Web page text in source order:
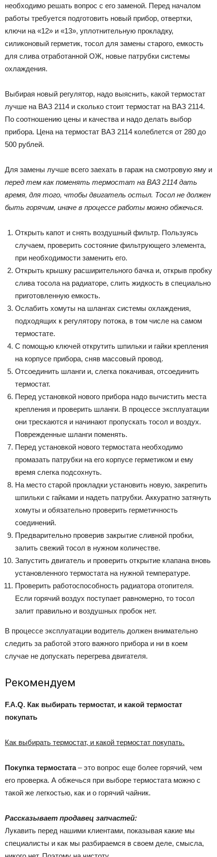
необходимо решать вопрос с его заменой. Перед началом
работы требуется подготовить новый прибор, отвертки,
ключи на «12» и «13», уплотнительную прокладку,
силиконовый герметик, тосол для замены старого, емкость
для слива отработанной ОЖ, новые патрубки системы
охлаждения.
Выбирая новый регулятор, надо выяснить, какой термостат
лучше на ВАЗ 2114 и сколько стоит термостат на ВАЗ 2114.
По соотношению цены и качества и надо делать выбор
прибора. Цена на термостат ВАЗ 2114 колеблется от 280 до
500 рублей.
Для замены лучше всего заехать в гараж на смотровую яму и
перед тем как поменять термостат на ВАЗ 2114 дать
время, для того, чтобы двигатель остыл. Тосол не должен
быть горячим, иначе в процессе работы можно обжечься.
Открыть капот и снять воздушный фильтр. Пользуясь
случаем, проверить состояние фильтрующего элемента,
при необходимости заменить его.
Открыть крышку расширительного бачка и, открыв пробку
слива тосола на радиаторе, слить жидкость в специально
приготовленную емкость.
Ослабить хомуты на шлангах системы охлаждения,
подходящих к регулятору потока, в том числе на самом
термостате.
С помощью ключей открутить шпильки и гайки крепления
на корпусе прибора, сняв массовый провод.
Отсоединить шланги и, слегка покачивая, отсоединить
термостат.
Перед установкой нового прибора надо вычистить места
крепления и проверить шланги. В процессе эксплуатации
они трескаются и начинают пропускать тосол и воздух.
Поврежденные шланги поменять.
Перед установкой нового термостата необходимо
промазать патрубки на его корпусе герметиком и ему
время слегка подсохнуть.
На место старой прокладки установить новую, закрепить
шпильки с гайками и надеть патрубки. Аккуратно затянуть
хомуты и обязательно проверить герметичность
соединений.
Предварительно проверив закрытие сливной пробки,
залить свежий тосол в нужном количестве.
Запустить двигатель и проверить открытие клапана вновь
установленного термостата на нужной температуре.
Проверить работоспособность радиатора отопителя.
Если горячий воздух поступает равномерно, то тосол
залит правильно и воздушных пробок нет.
В процессе эксплуатации водитель должен внимательно
следить за работой этого важного прибора и ни в коем
случае не допускать перегрева двигателя.
Рекомендуем
F.A.Q. Как выбирать термостат, и какой термостат
покупать
Как выбирать термостат, и какой термостат покупать.
Покупка термостата– это вопрос еще более горячий, чем
его проверка. А обжечься при выборе термостата можно с
такой же легкостью, как и о горячий чайник.
Рассказывает продавец запчастей:
Лукавить перед нашими клиентами, показывая какие мы
специалисты и как мы разбираемся в своем деле, смысла,